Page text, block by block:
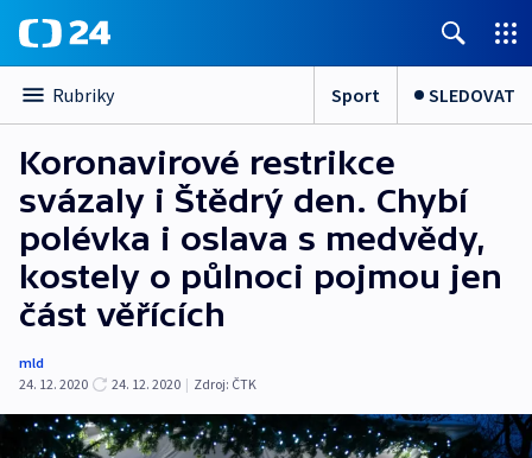
Rubriky Sport SLEDOVAT
Koronavirové restrikce
svázaly i Štědrý den. Chybí
polévka i oslava s medvědy,
kostely o půlnoci pojmou jen
část věřících
mld
24. 12. 2020
24. 12. 2020 | Zdroj: ČTK